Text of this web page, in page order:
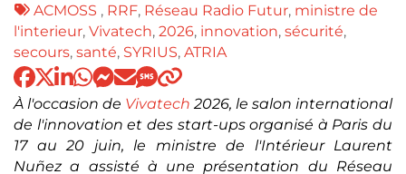
: Tags
:
ACMOSS , RRF, Réseau Radio Futur, ministre de
l'interieur, Vivatech, 2026, innovation, sécurité,
secours, santé, SYRIUS, ATRIA
À l'occasion de Vivatech 2026, le salon international
de l'innovation et des start-ups organisé à Paris du
17 au 20 juin, le ministre de l'Intérieur Laurent
Nuñez a assisté à une présentation du Réseau